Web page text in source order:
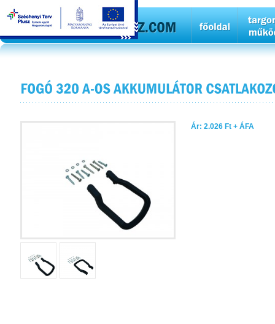
Ár: 2.026 Ft + ÁFA